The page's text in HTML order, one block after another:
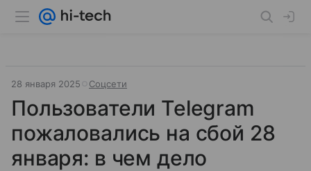
28 января 2025 Соцсети
Пользователи Telegram
пожаловались на сбой 28
января: в чем дело